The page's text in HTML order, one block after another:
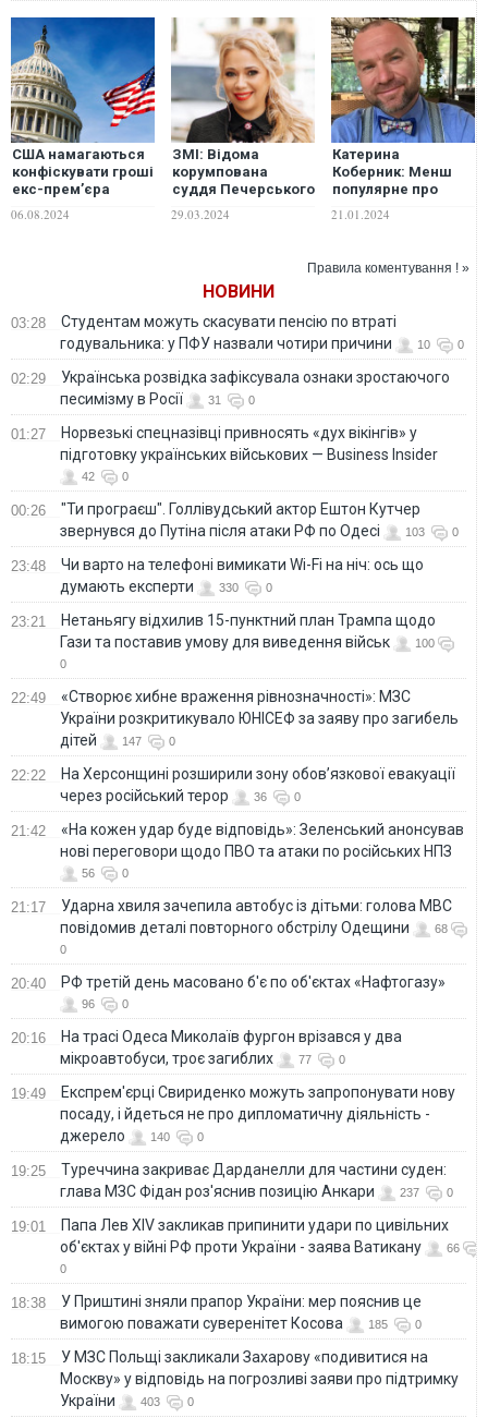
США намагаються
конфіскувати гроші
екс-премʼєра
користь України
06.08.2024
ЗМІ: Відома
корумпована
суддя Печерського
ухвалила рішення
олігарха Сергія
29.03.2024
Катерина
Коберник: Менш
популярне про
або Корупція — це
21.01.2024
Правила коментування ! »
НОВИНИ
03:28
Студентам можуть скасувати пенсію по втраті
годувальника: у ПФУ назвали чотири причини
10 0
02:29
Українська розвідка зафіксувала ознаки зростаючого
песимізму в Росії
31 0
01:27
Норвезькі спецназівці привносять «дух вікінгів» у
підготовку українських військових — Business Insider
42 0
00:26
"Ти програєш". Голлівудський актор Ештон Кутчер
звернувся до Путіна після атаки РФ по Одесі
103 0
23:48
Чи варто на телефонi вимикати Wi-Fi на ніч: ось що
думають експерти
330 0
23:21
Нетаньягу відхилив 15-пунктний план Трампа щодо
Гази та поставив умову для виведення військ
100
0
22:49
«Створює хибне враження рівнозначності»: МЗС
України розкритикувало ЮНІСЕФ за заяву про загибель
дітей
147 0
22:22
На Херсонщині розширили зону обов’язкової евакуації
через російський терор
36 0
21:42
«На кожен удар буде відповідь»: Зеленський анонсував
нові переговори щодо ПВО та атаки по російських НПЗ
56 0
21:17
Ударна хвиля зачепила автобус із дітьми: голова МВС
повідомив деталі повторного обстрілу Одещини
68
0
20:40 РФ третій день масовано б'є по об'єктах «Нафтогазу»
96 0
20:16
На трасі Одеса Миколаїв фургон врізався у два
мікроавтобуси, троє загиблих
77 0
19:49
Експрем'єрці Свириденко можуть запропонувати нову
посаду, і йдеться не про дипломатичну діяльність -
джерело
140 0
19:25
Туреччина закриває Дарданелли для частини суден:
глава МЗС Фідан роз'яснив позицію Анкари
237 0
19:01
Папа Лев XIV закликав припинити удари по цивільних
об'єктах у війні РФ проти України - заява Ватикану
66
0
18:38
У Приштині зняли прапор України: мер пояснив це
вимогою поважати суверенітет Косова
185 0
18:15
У МЗС Польщі закликали Захарову «подивитися на
Москву» у відповідь на погрозливі заяви про підтримку
України
403 0